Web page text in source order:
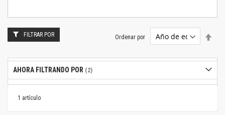
1 artículo
Ordenar por
FILTRAR POR
AHORA FILTRANDO POR